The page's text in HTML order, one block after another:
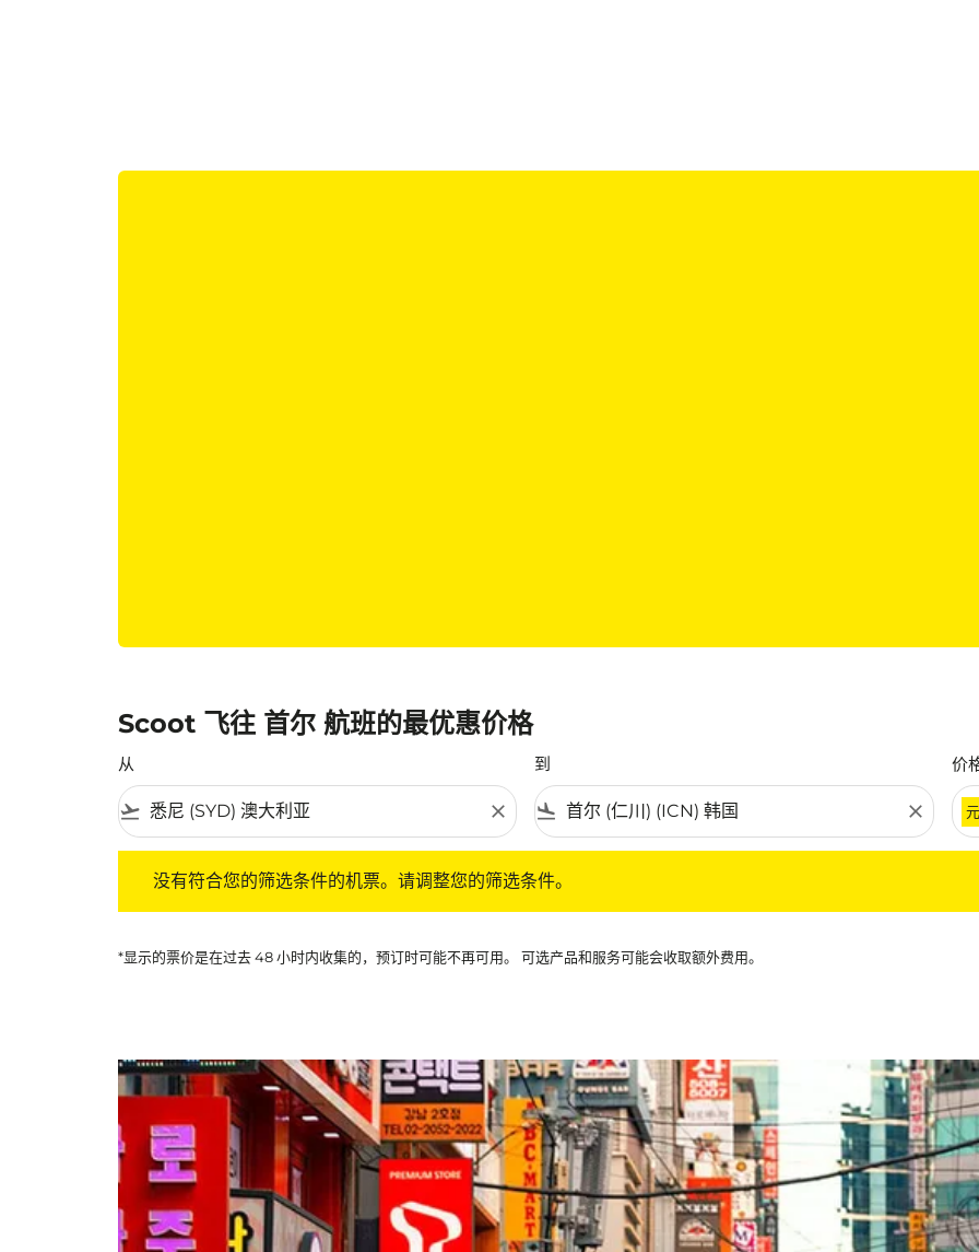
Scoot 飞往 首尔 航班的最优惠价格
从
flight_takeoff close
到
flight_land close
价
元
没有符合您的筛选条件的机票。请调整您的筛选条件。
*显示的票价是在过去 48 小时内收集的，预订时可能不再可用。 可选产品和服务可能会收取额外费用。